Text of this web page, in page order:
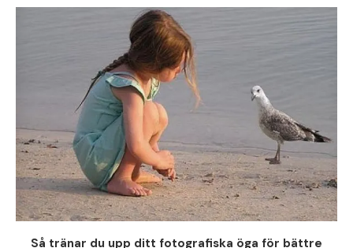
Så tränar du upp ditt fotografiska öga för bättre